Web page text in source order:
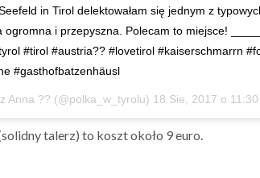
in Tirol delektowałam się jednym z
i przepyszna. Polecam to miejsce!
#tirol #austria?? #lovetirol #kaiserschmarrn
#gasthofbatzenhäusl
Anna ?? (@polka_w_tyrolu) 18 Sie, 2017 o
talerz) to koszt około 9 euro.